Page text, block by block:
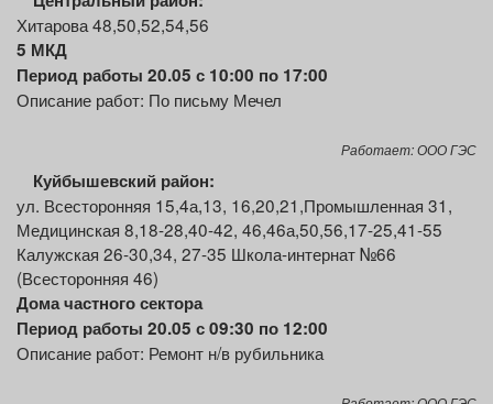
Хитарова 48,50,52,54,56
5 МКД
Период работы 20.05 с 10:00 по 17:00
Описание работ: По письму Мечел
Работает: ООО ГЭС
Куйбышевский район:
ул. Всесторонняя 15,4а,13, 16,20,21,Промышленная 31,
Медицинская 8,18-28,40-42, 46,46а,50,56,17-25,41-55
Калужская 26-30,34, 27-35 Школа-интернат №66
(Всесторонняя 46)
Дома частного сектора
Период работы 20.05 с 09:30 по 12:00
Описание работ: Ремонт н/в рубильника